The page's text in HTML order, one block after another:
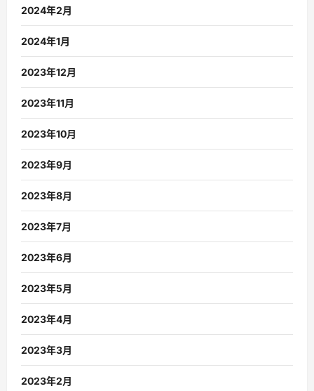
2024年2月
2024年1月
2023年12月
2023年11月
2023年10月
2023年9月
2023年8月
2023年7月
2023年6月
2023年5月
2023年4月
2023年3月
2023年2月